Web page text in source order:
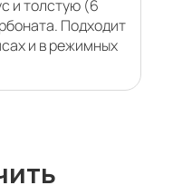
и толстую (6
Подходит
и в режимных